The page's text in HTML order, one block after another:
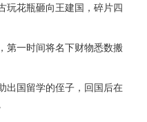
花瓶砸向王建国，碎片四
一时间将名下财物悉数搬
国留学的侄子，回国后在